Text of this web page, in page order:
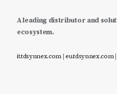
A leading distributor and
ecosystem.
it.tdsynnex.com|eu.tdsynnex.com